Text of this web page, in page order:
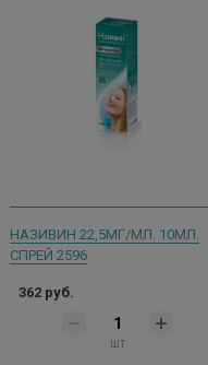
НАЗИВИН 22,5МГ/МЛ. 10МЛ.
СПРЕЙ 2596
362 руб.
шт